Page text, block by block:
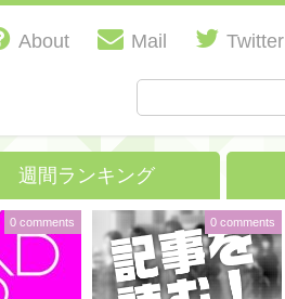
About Mail Twitter
週間ランキング
0 comments 0 comments